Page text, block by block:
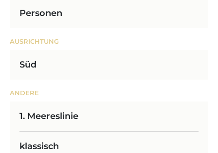
Personen
AUSRICHTUNG
Süd
ANDERE
1. Meereslinie
klassisch